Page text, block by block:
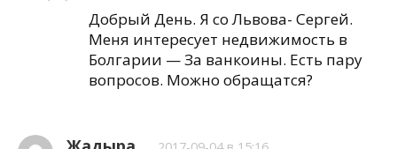
Добрый День. Я со Львова- Сергей.
Меня интересует недвижимость в
Болгарии — За ванкоины. Есть пару
вопросов. Можно обращатся?